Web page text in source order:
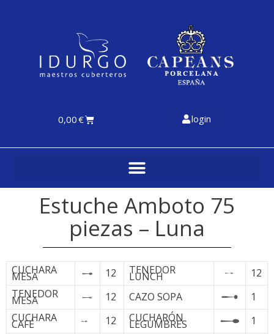
0,00€ login
Estuche Amboto 75
piezas – Luna
CUCHARA
MESA 12 TENEDOR
LUNCH
12
TENEDOR
MESA 12 CAZO SOPA
1
CUCHARA
CAFÉ 12 CUCHARÓN
LEGUMBRES
1